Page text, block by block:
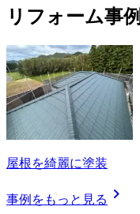
リフォーム事例
屋根を綺麗に塗装
事例をもっと見る chevron_right